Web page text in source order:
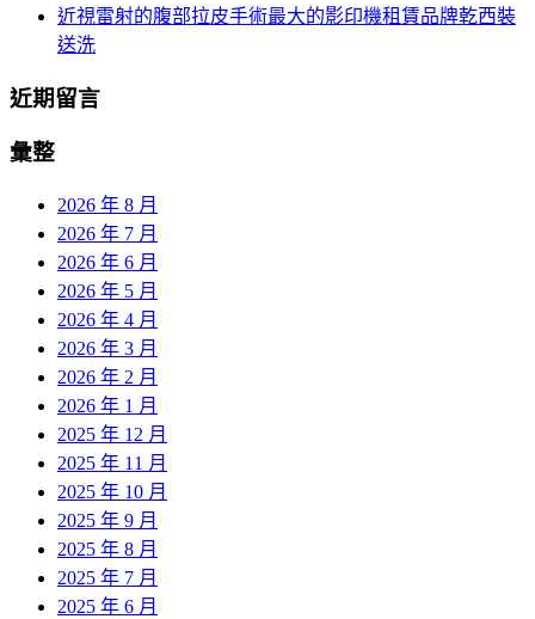
近視雷射的腹部拉皮手術最大的影印機租賃品牌乾西裝
送洗
近期留言
彙整
2026 年 8 月
2026 年 7 月
2026 年 6 月
2026 年 5 月
2026 年 4 月
2026 年 3 月
2026 年 2 月
2026 年 1 月
2025 年 12 月
2025 年 11 月
2025 年 10 月
2025 年 9 月
2025 年 8 月
2025 年 7 月
2025 年 6 月